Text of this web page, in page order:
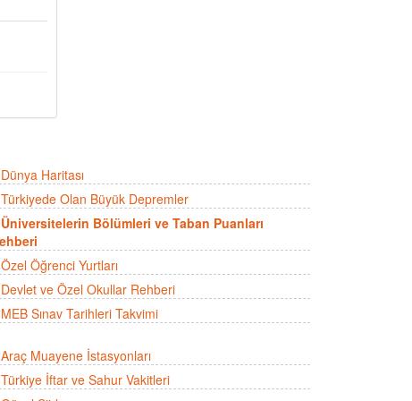
Dünya Haritası
Türkiyede Olan Büyük Depremler
Üniversitelerin Bölümleri ve Taban Puanları
Özel Öğrenci Yurtları
Devlet ve Özel Okullar Rehberi
MEB Sınav Tarihleri Takvimi
Araç Muayene İstasyonları
Türkiye İftar ve Sahur Vakitleri